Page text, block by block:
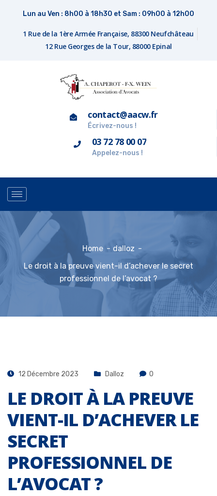
Lun au Ven : 8h00 à 18h30 et Sam : 09h00 à 12h00
1 Rue de la 1ère Armée Française, 88300 Neufchâteau
12 Rue Georges de la Tour, 88000 Epinal
contact@aacw.fr
Écrivez-nous !
03 72 78 00 07
Appelez-nous !
Home
dalloz
Le droit à la preuve vient-il d’achever le secret
professionnel de l’avocat ?
12 Décembre 2023 Dalloz 0
LE DROIT À LA PREUVE
VIENT-IL D’ACHEVER LE
SECRET
PROFESSIONNEL DE
L’AVOCAT ?